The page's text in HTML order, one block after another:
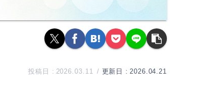
2026.03.11 2026.04.21